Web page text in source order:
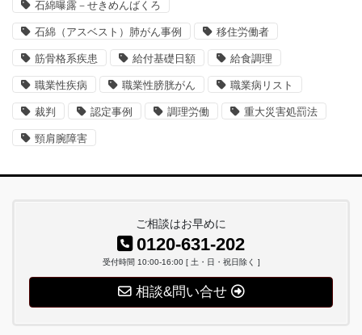
石綿曝露－せきめんばくろ
石綿（アスベスト）肺がん事例 移住労働者
筋骨格系疾患 給付基礎日額 給食調理
職業性疾病 職業性膀胱がん 職業病リスト
裁判 認定事例 調理労働 重大災害処罰法
頸肩腕障害
ご相談はお早めに
0120-631-202
受付時間 10:00-16:00 [ 土・日・祝日除く ]
相談&問い合せ